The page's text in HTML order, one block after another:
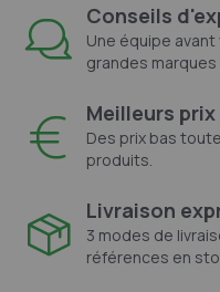
Conseils
Une équipe
grandes marques
Meilleurs prix
Des prix bas
produits.
Livraison
3 modes de
références en